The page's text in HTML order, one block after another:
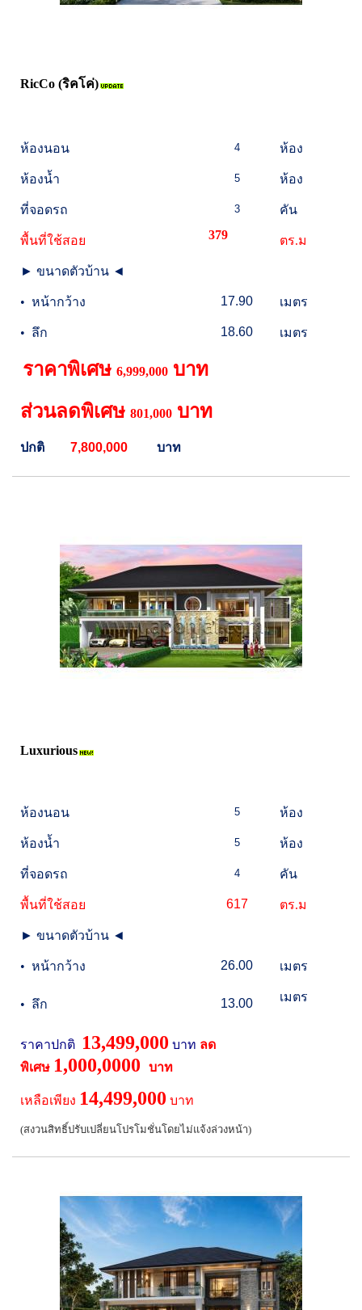
RicCo (ริคโค่)
ห้องนอน 4 ห้อง
ห้องน้ำ 5 ห้อง
ที่จอดรถ 3 คัน
พื้นที่ใช้สอย 379 ตร.ม
► ขนาดตัวบ้าน ◄
• หน้ากว้าง 17.90 เมตร
• ลึก 18.60 เมตร
ราคาพิเศษ 6,999,000 บาท
ส่วนลดพิเศษ 801,000 บาท
ปกติ 7,800,000 บาท
Luxurious
ห้องนอน 5 ห้อง
ห้องน้ำ 5 ห้อง
ที่จอดรถ 4 คัน
พื้นที่ใช้สอย 617 ตร.ม
► ขนาดตัวบ้าน ◄
• หน้ากว้าง 26.00 เมตร
• ลึก 13.00 เมตร
ราคาปกติ 13,499,000 บาท ลด
พิเศษ 1,000,0000 บาท
เหลือเพียง 14,499,000 บาท
(สงวนสิทธิ์ปรับเปลี่ยนโปรโมชั่นโดยไม่แจ้งล่วงหน้า)